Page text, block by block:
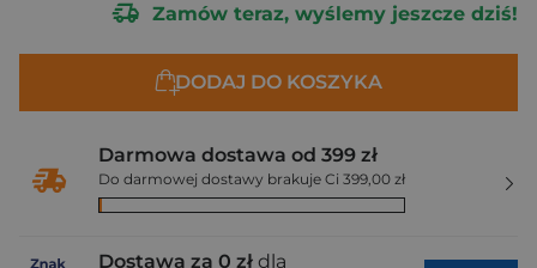
Zamów teraz, wyślemy jeszcze dziś!
DODAJ DO KOSZYKA
Darmowa dostawa od 399 zł
Do darmowej dostawy brakuje Ci 399,00 zł
Dostawa za 0 zł dla